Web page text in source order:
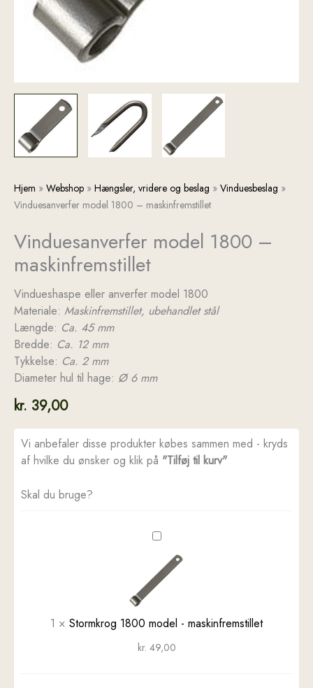
Hjem » Webshop » Hængsler, vridere og beslag » Vinduesbeslag »
Vinduesanverfer model 1800 – maskinfremstillet
Vinduesanverfer model 1800 –
maskinfremstillet
Vindueshaspe eller anverfer model 1800
Materiale: Maskinfremstillet, ubehandlet stål
Længde: Ca. 45 mm
Bredde: Ca. 12 mm
Tykkelse: Ca. 2 mm
Diameter hul til hage: Ø 6 mm
kr. 39,00
Vi anbefaler disse produkter købes sammen med - kryds
af hvilke du ønsker og klik på "Tilføj til kurv"
Skal du bruge?
Stormkrog
1800
model
-
1 × Stormkrog 1800 model - maskinfremstillet
kr. 49,00
Vinduesanverfer
model
-
maskinfremstillet
antal